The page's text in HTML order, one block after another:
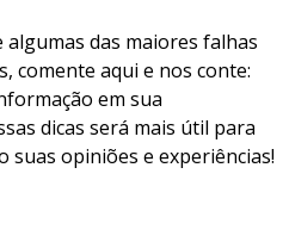
algumas das maiores falhas
comente aqui e nos conte:
em sua
dicas será mais útil para
suas opiniões e experiências!